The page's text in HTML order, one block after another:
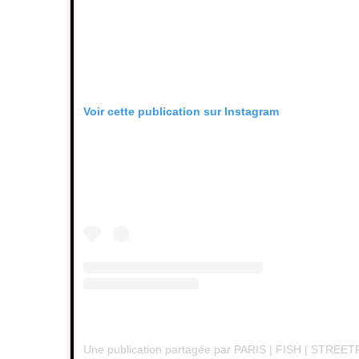
Voir cette publication sur Instagram